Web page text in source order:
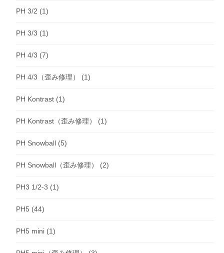
PH 3/2 (1)
PH 3/3 (1)
PH 4/3 (7)
PH 4/3（歪み修理） (1)
PH Kontrast (1)
PH Kontrast（歪み修理） (1)
PH Snowball (5)
PH Snowball（歪み修理） (2)
PH3 1/2-3 (1)
PH5 (44)
PH5 mini (1)